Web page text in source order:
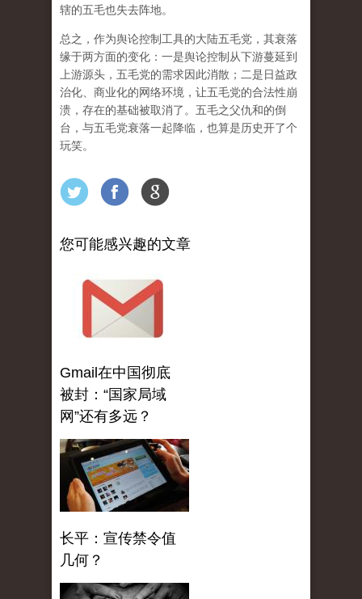
辖的五毛也失去阵地。
总之，作为舆论控制工具的大陆五毛党，其衰落
缘于两方面的变化：一是舆论控制从下游蔓延到
上游源头，五毛党的需求因此消散；二是日益政
治化、商业化的网络环境，让五毛党的合法性崩
溃，存在的基础被取消了。五毛之父仇和的倒
台，与五毛党衰落一起降临，也算是历史开了个
玩笑。
您可能感兴趣的文章
Gmail在中国彻底
被封：“国家局域
网”还有多远？
长平：宣传禁令值
几何？